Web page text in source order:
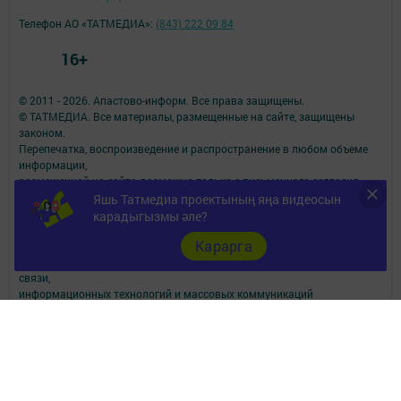
Яшь Татмедиа проектының яңа видеосын
карадыгызмы әле?
Карарга
© 2011 - 2026. Апастово-информ. Все права защищены.
© ТАТМЕДИА. Все материалы, размещенные на сайте, защищены
законом.
Перепечатка, воспроизведение и распространение в любом объеме
информации,
размещенной на сайте, возможна только с письменного согласия
редакций СМИ.
При поддержке Республиканского агентства по печати и массовым
коммуникациям.
Наименование СМИ: Апастово-информ
СМИ зарегистрировано Федеральной службой по надзору в сфере
связи,
информационных технологий и массовых коммуникаций
Телефон АО «ТАТМЕДИА»: (843) 222 09 84
16+